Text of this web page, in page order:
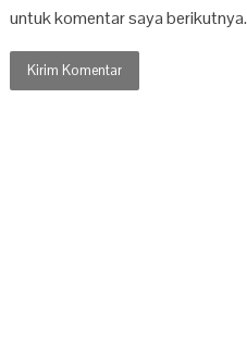
untuk komentar saya berikutnya.